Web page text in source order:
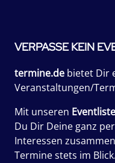
VERPASSE KEIN
termine.de bietet Dir
Veranstaltungen/
Mit unseren
Du Dir Deine ganz
Interessen
Termine stets im Blick.